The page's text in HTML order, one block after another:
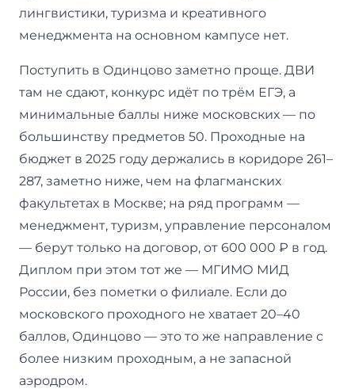
лингвистики, туризма и креативного
менеджмента на основном кампусе нет.
Поступить в Одинцово заметно проще. ДВИ
там не сдают, конкурс идёт по трём ЕГЭ, а
минимальные баллы ниже московских — по
большинству предметов 50. Проходные на
бюджет в 2025 году держались в коридоре 261–
287, заметно ниже, чем на флагманских
факультетах в Москве; на ряд программ —
менеджмент, туризм, управление персоналом
— берут только на договор, от 600 000 ₽ в год.
Диплом при этом тот же — МГИМО МИД
России, без пометки о филиале. Если до
московского проходного не хватает 20–40
баллов, Одинцово — это то же направление с
более низким проходным, а не запасной
аэродром.